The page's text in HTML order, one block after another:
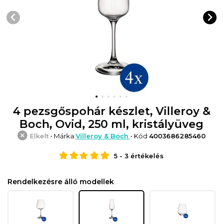
4 pezsgőspohár készlet, Villeroy &
Boch, Ovid, 250 ml, kristályüveg
Elkelt• Márka Villeroy & Boch • Kód 4003686285460
5 - 3 értékelés
Rendelkezésre álló modellek